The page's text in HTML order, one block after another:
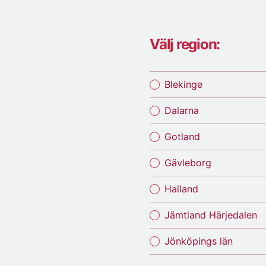
Välj region:
Blekinge
Dalarna
Gotland
Gävleborg
Halland
Jämtland Härjedalen
Jönköpings län